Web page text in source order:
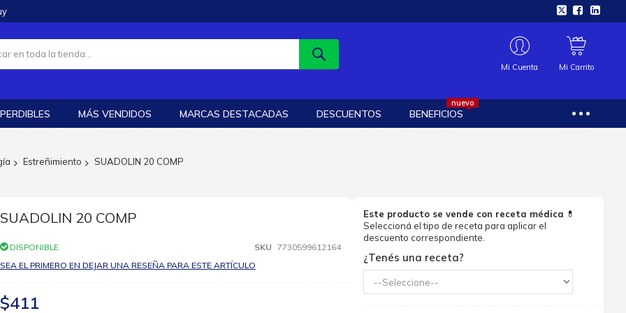
Mi Cuenta Mi Carrito
MÁS VENDIDOS MARCAS DESTACADAS DESCUENTOS BENEFICIOS
nuevo
Estreñimiento SUADOLIN 20 COMP
SUADOLIN 20 COMP
DISPONIBLE SKU 7730599612164
SEA EL PRIMERO EN DEJAR UNA RESEÑA PARA ESTE ARTÍCULO
$411
Este producto se vende con receta médica 💊
Seleccioná el tipo de receta para aplicar el
descuento correspondiente.
¿Tenés una receta?